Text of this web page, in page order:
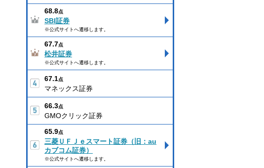
68.8点
SBI証券
※公式サイトへ遷移します。
67.7点
松井証券
※公式サイトへ遷移します。
67.1点
マネックス証券
66.3点
GMOクリック証券
65.9点
三菱ＵＦＪｅスマート証券（旧：au
カブコム証券）
※公式サイトへ遷移します。